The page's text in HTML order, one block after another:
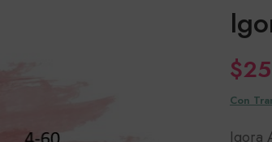
$
Con
Igora